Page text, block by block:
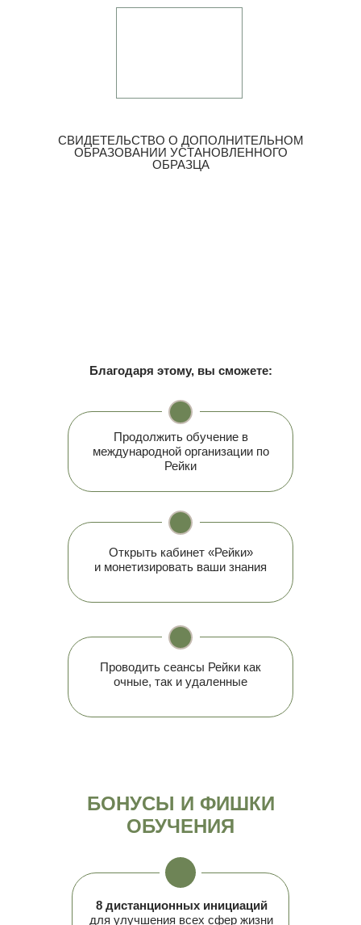
СВИДЕТЕЛЬСТВО О ДОПОЛНИТЕЛЬНОМ
ОБРАЗОВАНИИ УСТАНОВЛЕННОГО
ОБРАЗЦА
Благодаря этому, вы сможете:
Продолжить обучение в
международной организации по
Рейки
Открыть кабинет «Рейки»
и монетизировать ваши знания
Проводить сеансы Рейки как
очные, так и удаленные
БОНУСЫ И ФИШКИ
ОБУЧЕНИЯ
8 дистанционных инициаций
для улучшения всех сфер жизни